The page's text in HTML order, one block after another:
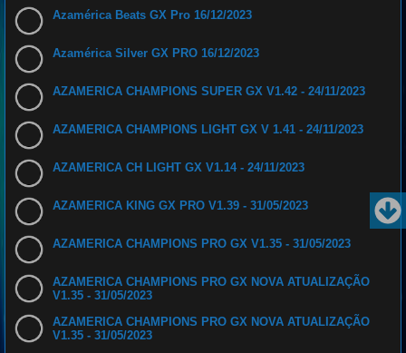
Azamérica Beats GX Pro 16/12/2023
Azamérica Silver GX PRO 16/12/2023
AZAMERICA CHAMPIONS SUPER GX V1.42 - 24/11/2023
AZAMERICA CHAMPIONS LIGHT GX V 1.41 - 24/11/2023
AZAMERICA CH LIGHT GX V1.14 - 24/11/2023
AZAMERICA KING GX PRO V1.39 - 31/05/2023
AZAMERICA CHAMPIONS PRO GX V1.35 - 31/05/2023
AZAMERICA CHAMPIONS PRO GX NOVA ATUALIZAÇÃO
V1.35 - 31/05/2023
AZAMERICA CHAMPIONS PRO GX NOVA ATUALIZAÇÃO
V1.35 - 31/05/2023